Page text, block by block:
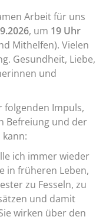
Arbeit für uns
, um 19 Uhr
Mithelfen). Vielen
Gesundheit, Liebe,
und
folgenden Impuls,
Befreiung und der
ich immer wieder
in früheren Leben,
zu Fesseln, zu
und damit
wirken über den